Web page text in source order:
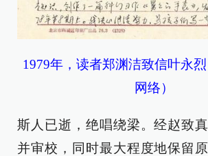
1979年，读者郑渊洁致信叶永
网络）
斯人已逝，绝唱绕梁。经赵致
并审校，同时最大程度地保留